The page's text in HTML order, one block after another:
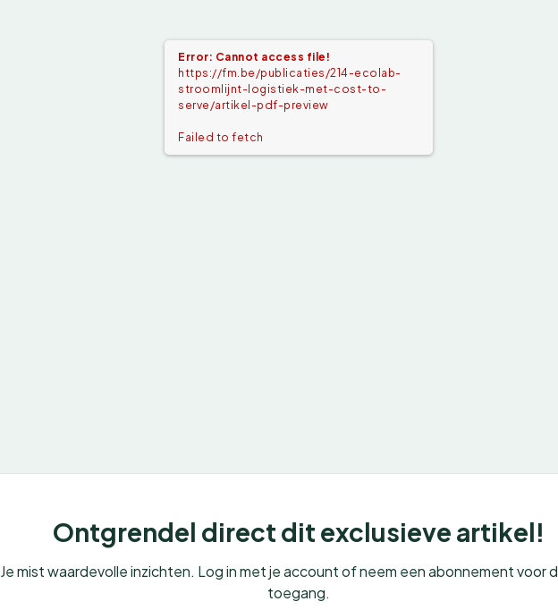
Error: Cannot access file!
https://fm.be/publicaties/214-ecolab-
stroomlijnt-logistiek-met-cost-to-
serve/artikel-pdf-preview
Failed to fetch
Ontgrendel direct dit exclusieve artikel!
Je mist waardevolle inzichten. Log in met je account of neem een abonnement voor
toegang.